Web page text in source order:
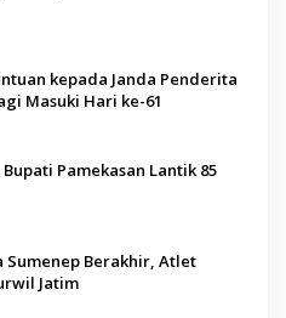
kepada Janda Penderita
Masuki Hari ke-61
Pamekasan Lantik 85
Sumenep Berakhir, Atlet
Jatim